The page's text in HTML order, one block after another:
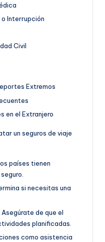
o Interrupción
Civil
Extremos
en el Extranjero
un seguros de viaje
países tienen
si necesitas una
Asegúrate de que el
planificadas.
como asistencia